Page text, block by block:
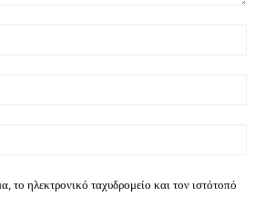
το ηλεκτρονικό ταχυδρομείο και τον ιστότοπό